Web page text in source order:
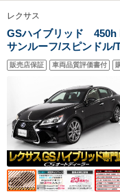
レクサス
GSハイブリッド 450h
サンルーフ/スピンドル/
革/HUD/パワートラン
グヒーター/オートクル
トヒーター/LEDヘッド
販売店保証 車両品質評価書付